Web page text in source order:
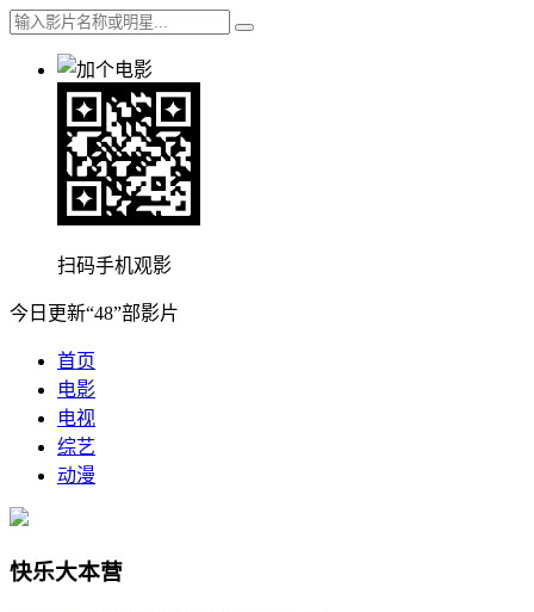
扫码手机观影
今日更新“48”部影片
首页
电影
电视
综艺
动漫
快乐大本营